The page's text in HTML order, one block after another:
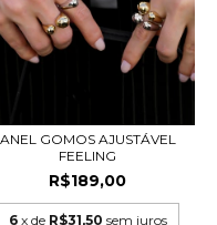
ANEL GOMOS AJUSTÁVEL
FEELING
R$189,00
6 x de R$31,50 sem juros